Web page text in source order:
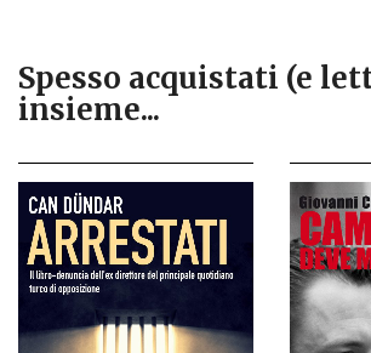
Spesso acquistati (e
insieme...